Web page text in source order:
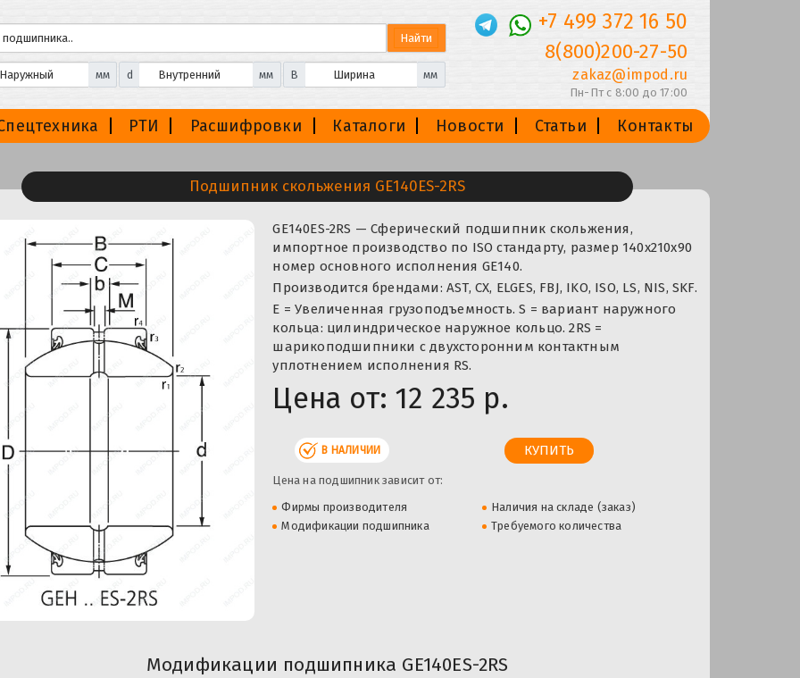
мм d мм B мм
+7 499 372 16 50
8(800)200-27-50
zakaz@impod.ru
Пн-Пт с 8:00 до 17:00
РТИ Расшифровки Каталоги Новости Статьи Контакты
Подшипник скольжения GE140ES-2RS
GE140ES-2RS — Сферический подшипник скольжения,
импортное производство по ISO стандарту, размер 140x210x90
номер основного исполнения GE140.
Производится брендами: AST, CX, ELGES, FBJ, IKO, ISO, LS, NIS, SKF.
E = Увеличенная грузоподъемность. S = вариант наружного
кольца: цилиндрическое наружное кольцо. 2RS =
шарикоподшипники с двухсторонним контактным
уплотнением исполнения RS.
Цена от: 12 235 р.
В НАЛИЧИИ
Цена на подшипник зависит от:
Фирмы производителя
Наличия на складе (заказ)
Модификации подшипника
Требуемого количества
Модификации подшипника GE140ES-2RS